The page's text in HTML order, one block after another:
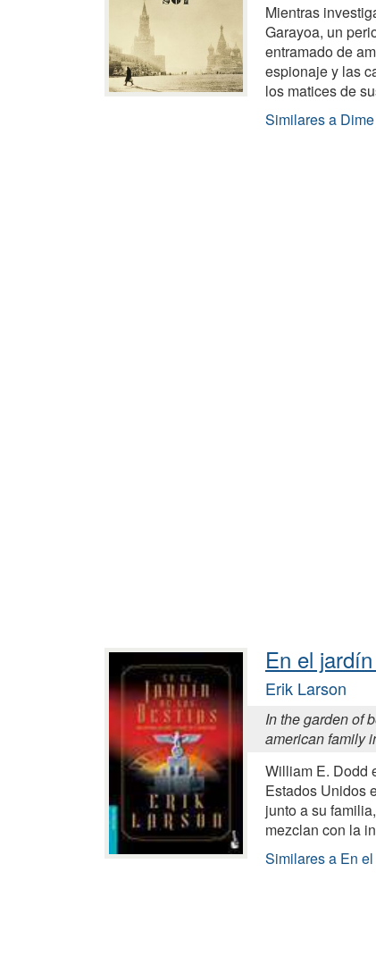
Mientras
Garayoa, un
entramado de
espionaje y las
los matices de
Similares a
En el
Erik Larson
In the garden of
american family
William E. Dodd
Estados Unidos
junto a su
mezclan con la
Similares a En